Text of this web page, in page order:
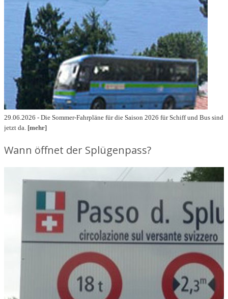
29.06.2026 - Die Sommer-Fahrpläne für die Saison 2026 für Schiff und Bus sind
jetzt da. [mehr]
Wann öffnet der Splügenpass?